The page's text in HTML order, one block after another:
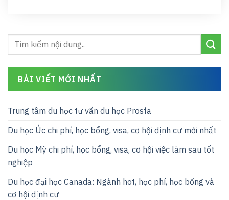
BÀI VIẾT MỚI NHẤT
Trung tâm du học tư vấn du học Prosfa
Du học Úc chi phí, học bổng, visa, cơ hội định cư mới nhất
Du học Mỹ chi phí, học bổng, visa, cơ hội việc làm sau tốt
nghiệp
Du học đại học Canada: Ngành hot, học phí, học bổng và
cơ hội định cư